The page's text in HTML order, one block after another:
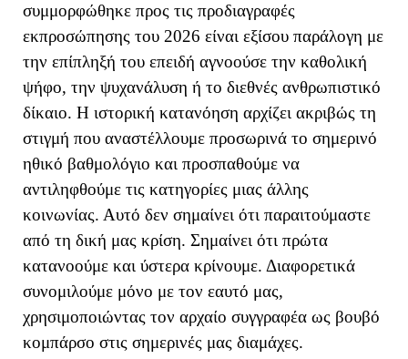
συμμορφώθηκε προς τις προδιαγραφές
εκπροσώπησης του 2026 είναι εξίσου παράλογη με
την επίπληξή του επειδή αγνοούσε την καθολική
ψήφο, την ψυχανάλυση ή το διεθνές ανθρωπιστικό
δίκαιο. Η ιστορική κατανόηση αρχίζει ακριβώς τη
στιγμή που αναστέλλουμε προσωρινά το σημερινό
ηθικό βαθμολόγιο και προσπαθούμε να
αντιληφθούμε τις κατηγορίες μιας άλλης
κοινωνίας. Αυτό δεν σημαίνει ότι παραιτούμαστε
από τη δική μας κρίση. Σημαίνει ότι πρώτα
κατανοούμε και ύστερα κρίνουμε. Διαφορετικά
συνομιλούμε μόνο με τον εαυτό μας,
χρησιμοποιώντας τον αρχαίο συγγραφέα ως βουβό
κομπάρσο στις σημερινές μας διαμάχες.